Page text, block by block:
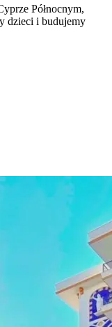
Północnym,
dzieci i budujemy